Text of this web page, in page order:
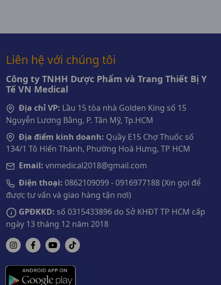
Liên hệ với chúng tôi
Công ty TNHH Dược Phẩm và Trang Thiết Bị Y
Tế VN Medical
Địa chỉ VP: Lầu 15 tòa nhà Golden King số 15
Nguyễn Lương Bằng, P. Tân Mỹ, Tp.HCM
Địa điểm kinh doanh: Quầy E15 Chợ Thuốc số
134/1 Tô Hiến Thành, Phường Hoà Hưng, TP HCM
Email: vnmedical2018@gmail.com
Điện thoại: 0862109099 - 0916977188 (Xin gọi để
được tư vấn và giao hàng tận nơi)
GPĐKKD: số 0315433896 do Sở KHĐT TP HCM cấp
ngày 13 tháng 12 năm 2018